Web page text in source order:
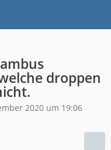
droppen
2020 um 19:06